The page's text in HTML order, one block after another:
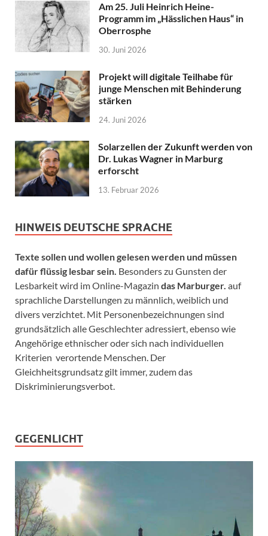
Am 25. Juli Heinrich Heine-
Programm im „Hässlichen Haus“ in
Oberrosphe
30. Juni 2026
Projekt will digitale Teilhabe für
junge Menschen mit Behinderung
stärken
24. Juni 2026
Solarzellen der Zukunft werden von
Dr. Lukas Wagner in Marburg
erforscht
13. Februar 2026
HINWEIS DEUTSCHE SPRACHE
Texte sollen und wollen gelesen werden und müssen
dafür flüssig lesbar sein. Besonders zu Gunsten der
Lesbarkeit wird im Online-Magazin das Marburger. auf
sprachliche Darstellungen zu männlich, weiblich und
divers verzichtet. Mit Personenbezeichnungen sind
grundsätzlich alle Geschlechter adressiert, ebenso wie
Angehörige ethnischer oder sich nach individuellen
Kriterien verortende Menschen. Der
Gleichheitsgrundsatz gilt immer, zudem das
Diskriminierungsverbot.
GEGENLICHT